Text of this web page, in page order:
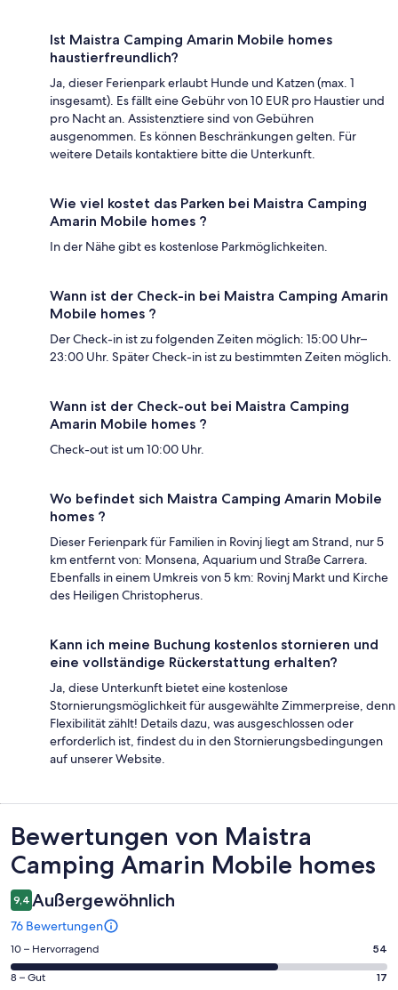
Ist Maistra Camping Amarin Mobile homes
haustierfreundlich?
Ja, dieser Ferienpark erlaubt Hunde und Katzen (max. 1
insgesamt). Es fällt eine Gebühr von 10 EUR pro Haustier und
pro Nacht an. Assistenztiere sind von Gebühren
ausgenommen. Es können Beschränkungen gelten. Für
weitere Details kontaktiere bitte die Unterkunft.
Wie viel kostet das Parken bei Maistra Camping
Amarin Mobile homes ?
In der Nähe gibt es kostenlose Parkmöglichkeiten.
Wann ist der Check-in bei Maistra Camping Amarin
Mobile homes ?
Der Check-in ist zu folgenden Zeiten möglich: 15:00 Uhr–
23:00 Uhr. Später Check-in ist zu bestimmten Zeiten möglich.
Wann ist der Check-out bei Maistra Camping
Amarin Mobile homes ?
Check-out ist um 10:00 Uhr.
Wo befindet sich Maistra Camping Amarin Mobile
homes ?
Dieser Ferienpark für Familien in Rovinj liegt am Strand, nur 5
km entfernt von: Monsena, Aquarium und Straße Carrera.
Ebenfalls in einem Umkreis von 5 km: Rovinj Markt und Kirche
des Heiligen Christopherus.
Kann ich meine Buchung kostenlos stornieren und
eine vollständige Rückerstattung erhalten?
Ja, diese Unterkunft bietet eine kostenlose
Stornierungsmöglichkeit für ausgewählte Zimmerpreise, denn
Flexibilität zählt! Details dazu, was ausgeschlossen oder
erforderlich ist, findest du in den Stornierungsbedingungen
auf unserer Website.
Bewertungen
Bewertungen von Maistra
Camping Amarin Mobile homes
9,4 Außergewöhnlich
76 Bewertungen
54
von
10 – Hervorragend 54
17
8 – Gut 17